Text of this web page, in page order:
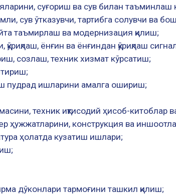
суғориш ва сув билан
сув ўтказувчи, тартибга солувчи ва
таъмирлаш ва модернизация қилиш;
ёнғин ва ёнғиндан қўриқлаш
созлаш, техник хизмат кўрсатиш;
пудрад ишларини амалга ошириш;
техник иқтисодий ҳисоб-китоблар
ҳужжатларини, конструкция ва
ҳолатда кузатиш ишлари;
дўконлари тармоғини ташкил қилиш;